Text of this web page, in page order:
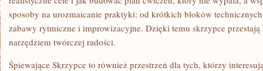
sposoby na urozmaicanie praktyki: od krótkich bloków
zabawy rytmiczne i improwizacyjne. Dzięki temu skrzypce przestają
narzędziem twórczej radości.
Śpiewające Skrzypce to również przestrzeń dla tych, którzy